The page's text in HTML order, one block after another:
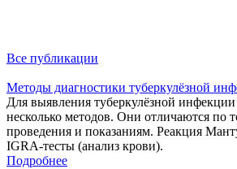
Все публикации
Методы диагностики туберкулёзной
Для выявления туберкулёзной
несколько методов. Они отличаются по
проведения и показаниям. Реакция
IGRA-тесты (анализ крови).
Подробнее